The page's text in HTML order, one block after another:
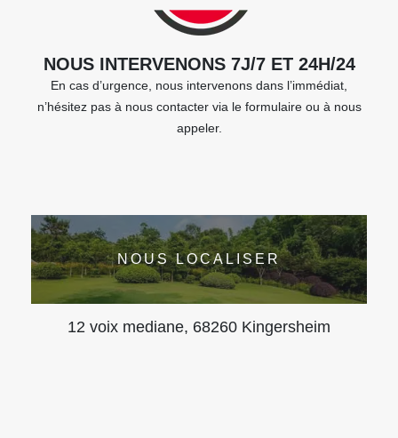
NOUS INTERVENONS 7J/7 ET 24H/24
En cas d’urgence, nous intervenons dans l’immédiat,
n’hésitez pas à nous contacter via le formulaire ou à nous
appeler.
NOUS LOCALISER
12 voix mediane, 68260 Kingersheim